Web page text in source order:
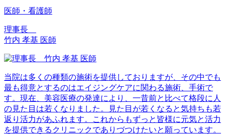
医師・看護師
理事長
竹内 孝基 医師
当院は多くの種類の施術を提供しておりますが、その中でも
最も得意とするのはエイジングケアに関わる施術、手術で
す。現在、美容医療の発達により、一昔前と比べて格段に人
の見た目は若くなりました。見た目が若くなると気持ちも若
返り活力があふれます。これからもずっと皆様に元気と活力
を提供できるクリニックでありづつけたいと願っています。